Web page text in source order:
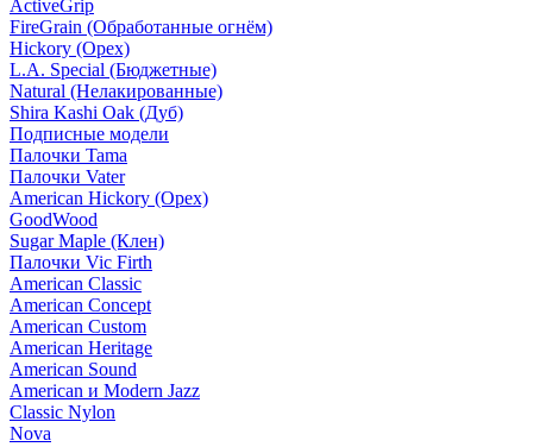
ActiveGrip
FireGrain (Обработанные огнём)
Hickory (Орех)
L.A. Special (Бюджетные)
Natural (Нелакированные)
Shira Kashi Oak (Дуб)
Подписные модели
Палочки Tama
Палочки Vater
American Hickory (Орех)
GoodWood
Sugar Maple (Клен)
Палочки Vic Firth
American Classic
American Concept
American Custom
American Heritage
American Sound
American и Modern Jazz
Classic Nylon
Nova